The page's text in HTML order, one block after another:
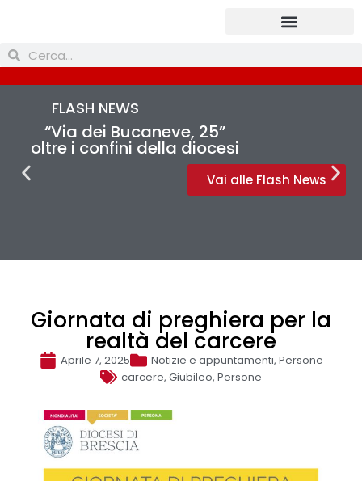
FLASH NEWS
“Via dei Bucaneve, 25”
oltre i confini della diocesi
Vai alle Flash News
Giornata di preghiera per la
realtà del carcere
Aprile 7, 2025 Notizie e appuntamenti, Persone
carcere, Giubileo, Persone